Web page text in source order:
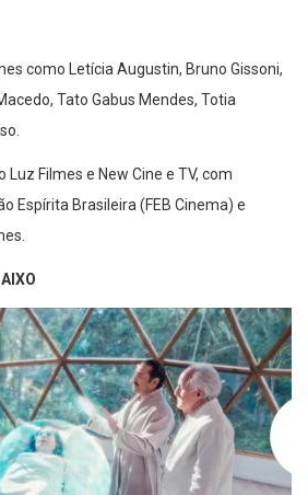
como Letícia Augustin, Bruno Gissoni,
Tato Gabus Mendes, Totia
Filmes e New Cine e TV, com
Espírita Brasileira (FEB Cinema) e